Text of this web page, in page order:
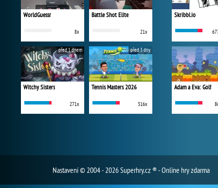
WorldGuessr
8x
Battle Shot Elite
21x
Witchy Sisters
271x
před 1 dnem
Tennis Masters 2026
316x
před 3 dny
Skribbl.io
Adam a Eva: Golf
Nastavení© 2004 - 2026 Superhry.cz ® - Online hry zdarma